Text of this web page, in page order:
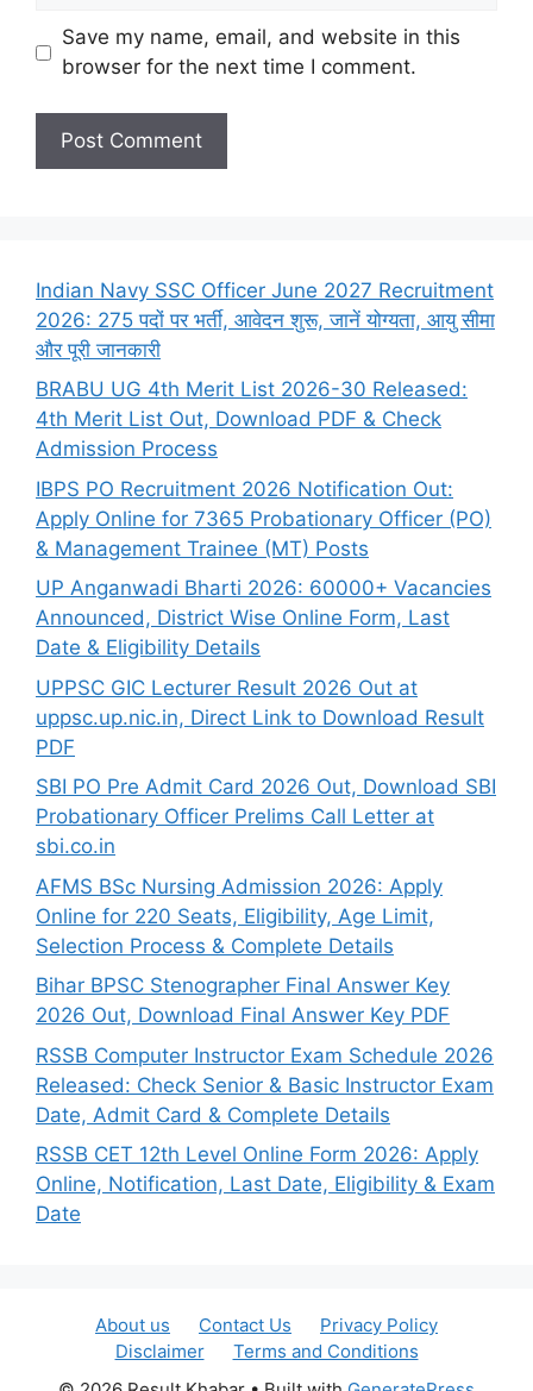
Save my name, email, and website in this
browser for the next time I comment.
Indian Navy SSC Officer June 2027 Recruitment
2026: 275 पदों पर भर्ती, आवेदन शुरू, जानें योग्यता, आयु सीमा
और पूरी जानकारी
BRABU UG 4th Merit List 2026-30 Released:
4th Merit List Out, Download PDF & Check
Admission Process
IBPS PO Recruitment 2026 Notification Out:
Apply Online for 7365 Probationary Officer (PO)
& Management Trainee (MT) Posts
UP Anganwadi Bharti 2026: 60000+ Vacancies
Announced, District Wise Online Form, Last
Date & Eligibility Details
UPPSC GIC Lecturer Result 2026 Out at
uppsc.up.nic.in, Direct Link to Download Result
PDF
SBI PO Pre Admit Card 2026 Out, Download SBI
Probationary Officer Prelims Call Letter at
sbi.co.in
AFMS BSc Nursing Admission 2026: Apply
Online for 220 Seats, Eligibility, Age Limit,
Selection Process & Complete Details
Bihar BPSC Stenographer Final Answer Key
2026 Out, Download Final Answer Key PDF
RSSB Computer Instructor Exam Schedule 2026
Released: Check Senior & Basic Instructor Exam
Date, Admit Card & Complete Details
RSSB CET 12th Level Online Form 2026: Apply
Online, Notification, Last Date, Eligibility & Exam
Date
About us Contact Us
Privacy Policy
Disclaimer
Terms and Conditions